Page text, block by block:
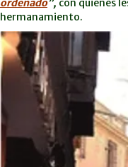
ordenado”, con quienes
hermanamiento.